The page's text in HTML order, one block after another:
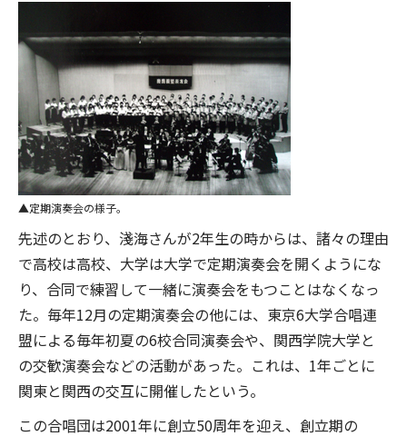
定期演奏会の様子。
先述のとおり、淺海さんが2年生の時からは、諸々の理由
で高校は高校、大学は大学で定期演奏会を開くようにな
り、合同で練習して一緒に演奏会をもつことはなくなっ
た。毎年12月の定期演奏会の他には、東京6大学合唱連
盟による毎年初夏の6校合同演奏会や、関西学院大学と
の交歓演奏会などの活動があった。これは、1年ごとに
関東と関西の交互に開催したという。
この合唱団は2001年に創立50周年を迎え、創立期の